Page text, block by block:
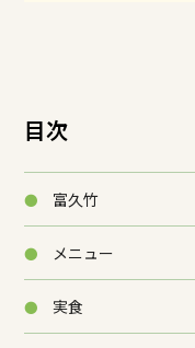
目次
富久竹
メニュー
実食